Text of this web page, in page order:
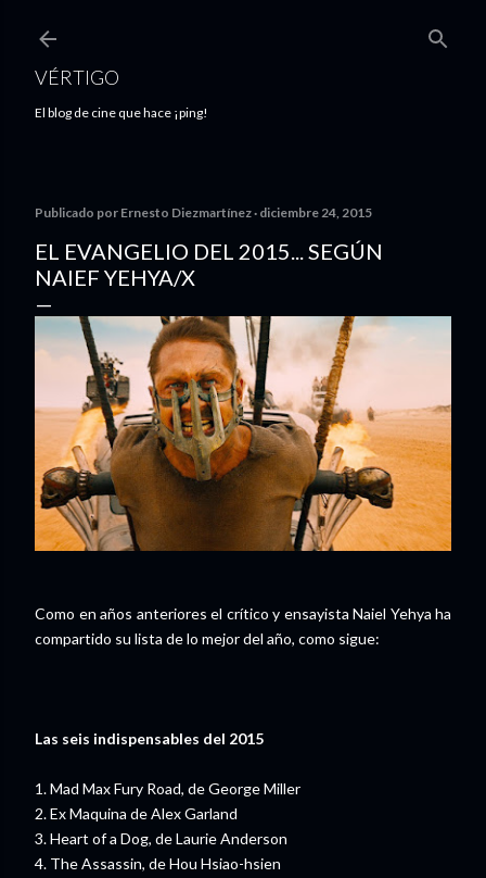
VÉRTIGO
El blog de cine que hace ¡ping!
Publicado por Ernesto Diezmartínez diciembre 24, 2015
EL EVANGELIO DEL 2015... SEGÚN
NAIEF YEHYA/X
Como en años anteriores el crítico y ensayista Naiel Yehya ha
compartido su lista de lo mejor del año, como sigue:
Las seis indispensables del 2015
1. Mad Max Fury Road, de George Miller
2. Ex Maquina de Alex Garland
3. Heart of a Dog, de Laurie Anderson
4. The Assassin, de Hou Hsiao-hsien